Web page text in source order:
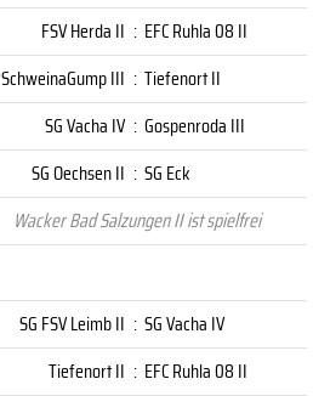
FSV Herda II : EFC Ruhla 08 II
SchweinaGump III : Tiefenort II
SG Vacha IV : Gospenroda III
SG Oechsen II : SG Eck
Wacker Bad Salzungen II ist spielfrei
SG FSV Leimb II : SG Vacha IV
Tiefenort II : EFC Ruhla 08 II